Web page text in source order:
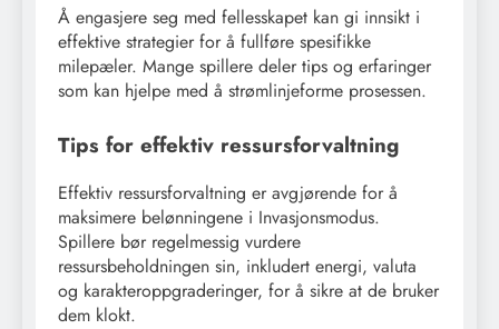
Å engasjere seg med fellesskapet kan gi innsikt i
effektive strategier for å fullføre spesifikke
milepæler. Mange spillere deler tips og erfaringer
som kan hjelpe med å strømlinjeforme prosessen.
Tips for effektiv ressursforvaltning
Effektiv ressursforvaltning er avgjørende for å
maksimere belønningene i Invasjonsmodus.
Spillere bør regelmessig vurdere
ressursbeholdningen sin, inkludert energi, valuta
og karakteroppgraderinger, for å sikre at de bruker
dem klokt.